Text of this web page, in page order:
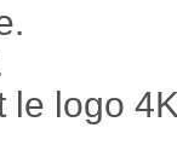
le logo